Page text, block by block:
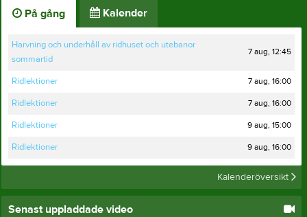
På gång Kalender
Harvning och underhåll av ridhuset och utebanor
sommartid
7 aug, 12:45
Ridlektioner 7 aug, 16:00
Ridlektioner 7 aug, 16:00
Ridlektioner 9 aug, 15:00
Ridlektioner 9 aug, 16:00
Kalenderöversikt
Senast uppladdade video